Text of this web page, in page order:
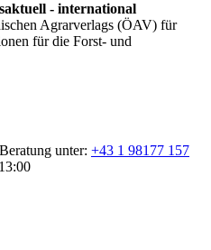
- international
Agrarverlags (ÖAV) für
für die Forst- und
unter: +43 1 98177 157